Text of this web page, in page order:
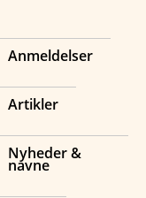
Anmeldelser
Artikler
Nyheder &
navne